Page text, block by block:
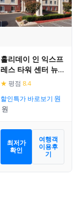
홀리데이 인 익스프
레스 타워 센터 뉴
브런즈윅
★ 평점 8.4
할인특가 바로보기
최저가
확인
여행객
이용후
기